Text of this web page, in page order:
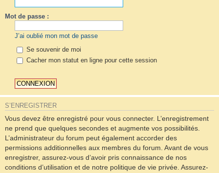
Mot de passe :
J’ai oublié mon mot de passe
Se souvenir de moi
Cacher mon statut en ligne pour cette session
S’ENREGISTRER
Vous devez être enregistré pour vous connecter. L’enregistrement
ne prend que quelques secondes et augmente vos possibilités.
L’administrateur du forum peut également accorder des
permissions additionnelles aux membres du forum. Avant de vous
enregistrer, assurez-vous d’avoir pris connaissance de nos
conditions d’utilisation et de notre politique de vie privée. Assurez-